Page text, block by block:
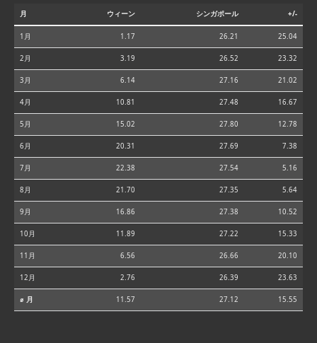
月 ウィーン シンガポール +/-
1月 1.17 26.21 25.04
2月 3.19 26.52 23.32
3月 6.14 27.16 21.02
4月 10.81 27.48 16.67
5月 15.02 27.80 12.78
6月 20.31 27.69 7.38
7月 22.38 27.54 5.16
8月 21.70 27.35 5.64
9月 16.86 27.38 10.52
10月 11.89 27.22 15.33
11月 6.56 26.66 20.10
12月 2.76 26.39 23.63
⌀ 月 11.57 27.12 15.55